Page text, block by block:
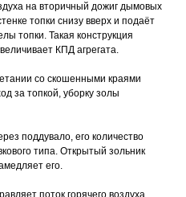
на вторичный дожиг дымовых
топки снизу вверх и подаёт
топки. Такая конструкция
КПД агрегата.
со скошенными краями
за топкой, уборку золы
поддувало, его количество
типа. Открытый зольник
его.